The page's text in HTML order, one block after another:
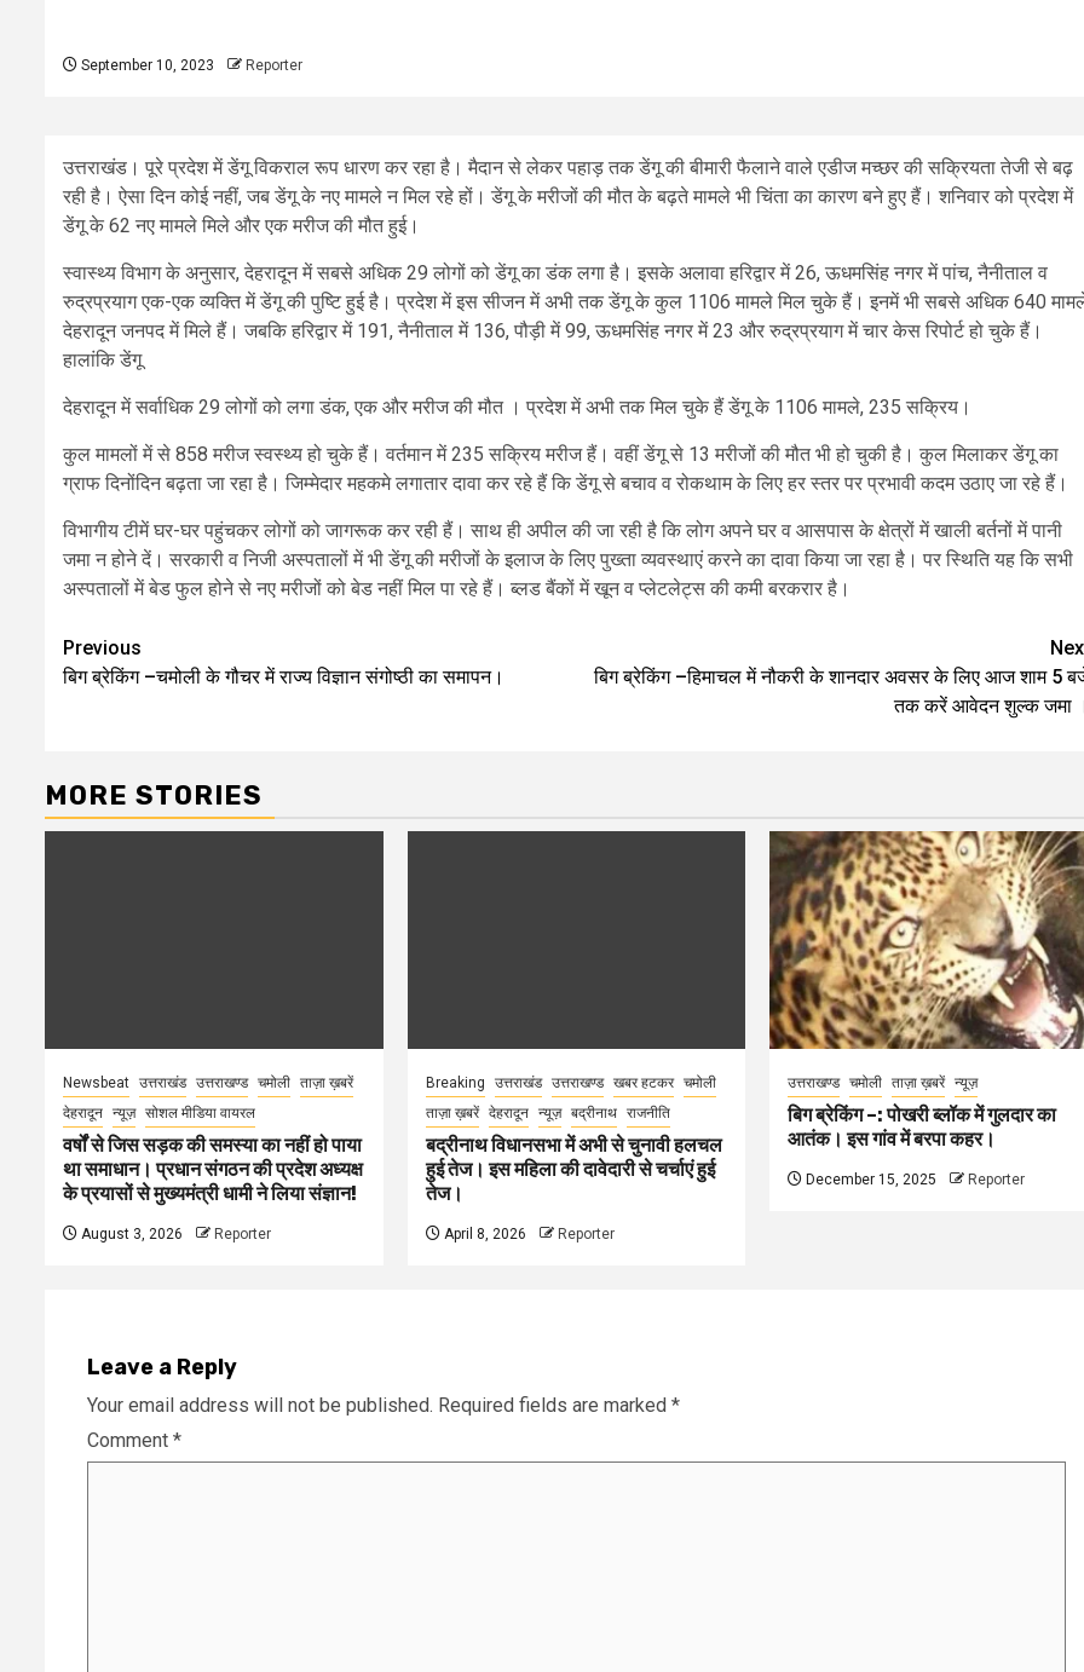
September 10, 2023 Reporter
उत्तराखंड। पूरे प्रदेश में डेंगू विकराल रूप धारण कर रहा है। मैदान से लेकर पहाड़ तक डेंगू की बीमारी फैलाने वाले एडीज मच्छर की सक्रियता तेजी से बढ़
रही है। ऐसा दिन कोई नहीं, जब डेंगू के नए मामले न मिल रहे हों। डेंगू के मरीजों की मौत के बढ़ते मामले भी चिंता का कारण बने हुए हैं। शनिवार को प्रदेश में
डेंगू के 62 नए मामले मिले और एक मरीज की मौत हुई।
स्वास्थ्य विभाग के अनुसार, देहरादून में सबसे अधिक 29 लोगों को डेंगू का डंक लगा है। इसके अलावा हरिद्वार में 26, ऊधमसिंह नगर में पांच, नैनीताल व
रुद्रप्रयाग एक-एक व्यक्ति में डेंगू की पुष्टि हुई है। प्रदेश में इस सीजन में अभी तक डेंगू के कुल 1106 मामले मिल चुके हैं। इनमें भी सबसे अधिक 640
देहरादून जनपद में मिले हैं। जबकि हरिद्वार में 191, नैनीताल में 136, पौड़ी में 99, ऊधमसिंह नगर में 23 और रुद्रप्रयाग में चार केस रिपोर्ट हो चुके हैं।
हालांकि डेंगू
देहरादून में सर्वाधिक 29 लोगों को लगा डंक, एक और मरीज की मौत । प्रदेश में अभी तक मिल चुके हैं डेंगू के 1106 मामले, 235 सक्रिय।
कुल मामलों में से 858 मरीज स्वस्थ्य हो चुके हैं। वर्तमान में 235 सक्रिय मरीज हैं। वहीं डेंगू से 13 मरीजों की मौत भी हो चुकी है। कुल मिलाकर डेंगू का
ग्राफ दिनोंदिन बढ़ता जा रहा है। जिम्मेदार महकमे लगातार दावा कर रहे हैं कि डेंगू से बचाव व रोकथाम के लिए हर स्तर पर प्रभावी कदम उठाए जा रहे हैं।
विभागीय टीमें घर-घर पहुंचकर लोगों को जागरूक कर रही हैं। साथ ही अपील की जा रही है कि लोग अपने घर व आसपास के क्षेत्रों में खाली बर्तनों में पानी
जमा न होने दें। सरकारी व निजी अस्पतालों में भी डेंगू की मरीजों के इलाज के लिए पुख्ता व्यवस्थाएं करने का दावा किया जा रहा है। पर स्थिति यह कि सभी
अस्पतालों में बेड फुल होने से नए मरीजों को बेड नहीं मिल पा रहे हैं। ब्लड बैंकों में खून व प्लेटलेट्स की कमी बरकरार है।
Post
navigation
Previous
बिग ब्रेकिंग –चमोली के गौचर में राज्य विज्ञान संगोष्ठी का समापन।
बिग ब्रेकिंग –हिमाचल में नौकरी के शानदार अवसर के लिए आज शाम 5
तक करें आवेदन शुल्क जमा
MORE STORIES
Newsbeat उत्तराखंड उत्तराखण्ड चमोली ताज़ा ख़बरें
देहरादून न्यूज़ सोशल मीडिया वायरल
वर्षों से जिस सड़क की समस्या का नहीं हो पाया
था समाधान। प्रधान संगठन की प्रदेश अध्यक्ष
के प्रयासों से मुख्यमंत्री धामी ने लिया संज्ञान!
August 3, 2026 Reporter
Breaking उत्तराखंड उत्तराखण्ड खबर हटकर चमोली
ताज़ा ख़बरें देहरादून न्यूज़ बद्रीनाथ राजनीति
बद्रीनाथ विधानसभा में अभी से चुनावी हलचल
हुई तेज। इस महिला की दावेदारी से चर्चाएं हुई
तेज।
April 8, 2026 Reporter
उत्तराखण्ड चमोली ताज़ा ख़बरें न्यूज़
बिग ब्रेकिंग –: पोखरी ब्लॉक में गुलदार का
आतंक। इस गांव में बरपा कहर।
December 15, 2025 Reporter
Leave a Reply
Your email address will not be published. Required fields are marked *
Comment *